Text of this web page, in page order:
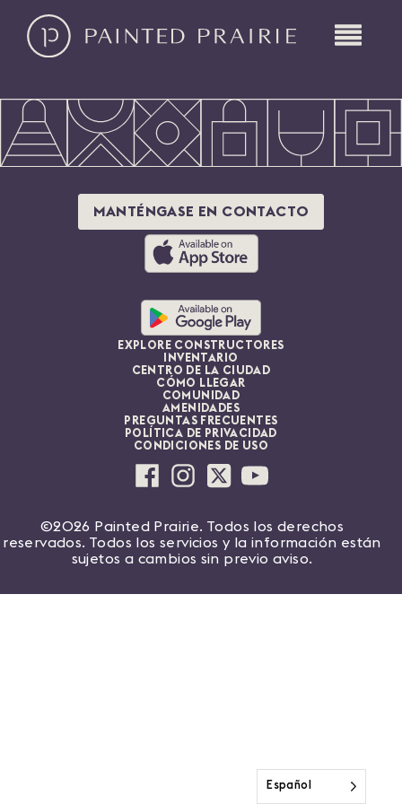
EXPLORE CONSTRUCTORES
INVENTARIO
CENTRO DE LA CIUDAD
CÓMO LLEGAR
COMUNIDAD
AMENIDADES
PREGUNTAS FRECUENTES
POLÍTICA DE PRIVACIDAD
CONDICIONES DE USO
MANTÉNGASE EN CONTACTO
©2026 Painted Prairie. Todos los derechos
reservados. Todos los servicios y la información están
sujetos a cambios sin previo aviso.
Español